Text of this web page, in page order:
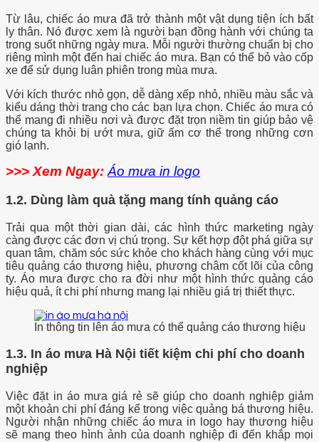
Từ lâu, chiếc áo mưa đã trở thành một vật dụng tiện ích bất
ly thân. Nó được xem là người bạn đồng hành với chúng ta
trong suốt những ngày mưa. Mỗi người thường chuẩn bị cho
riêng mình một đến hai chiếc áo mưa. Bạn có thể bỏ vào cốp
xe để sử dụng luân phiên trong mùa mưa.
Với kích thước nhỏ gọn, dễ dàng xếp nhỏ, nhiều màu sắc và
kiểu dáng thời trang cho các bạn lựa chọn. Chiếc áo mưa có
thể mang đi nhiều nơi và được đặt trọn niềm tin giúp bảo vệ
chúng ta khỏi bị ướt mưa, giữ ấm cơ thể trong những cơn
gió lạnh.
>>> Xem Ngay: Áo mưa in logo
1.2. Dùng làm quà tặng mang tính quảng cáo
Trải qua một thời gian dài, các hình thức marketing ngày
càng được các đơn vị chú trọng. Sự kết hợp đột phá giữa sự
quan tâm, chăm sóc sức khỏe cho khách hàng cùng với mục
tiêu quảng cáo thương hiệu, phương châm cốt lõi của công
ty. Áo mưa được cho ra đời như một hình thức quảng cáo
hiệu quả, ít chi phí nhưng mang lại nhiều giá trị thiết thực.
In thông tin lên áo mưa có thể quảng cáo thương hiệu
1.3. In áo mưa Hà Nội tiết kiệm chi phí cho doanh
nghiệp
Việc đặt in áo mưa giá rẻ sẽ giúp cho doanh nghiệp giảm
một khoản chi phí đáng kể trong việc quảng bá thương hiệu.
Người nhận những chiếc áo mưa in logo hay thương hiệu
sẽ mang theo hình ảnh của doanh nghiệp đi đến khắp mọi